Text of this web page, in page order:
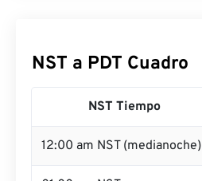
NST a PDT Cuadro
NST Tiempo
12:00 am NST (medianoche)